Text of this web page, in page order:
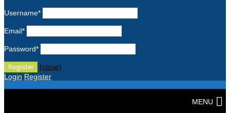
Username*
Email*
Password*
(close)
Login Register
Skip
MENU